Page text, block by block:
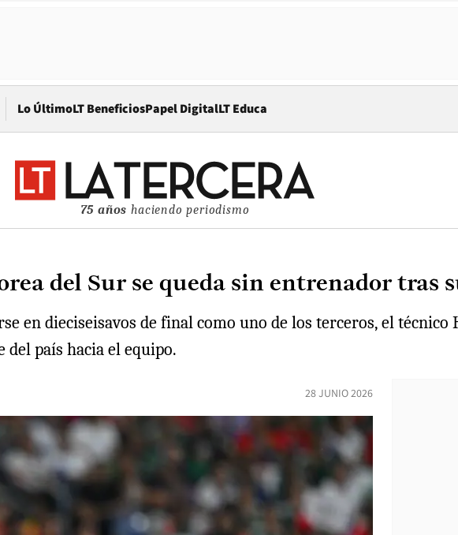
Lo ÚltimoLT BeneficiosPapel DigitalOpens in new window
LT Educa
75 años haciendo periodismo
del Sur se queda sin entrenador tras
en dieciseisavos de final como uno de los terceros, el
país hacia el equipo.
28 JUNIO 2026